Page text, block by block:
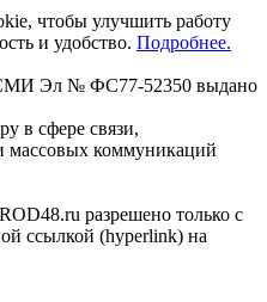
чтобы улучшить работу
и удобство. Подробнее.
СМИ Эл № ФС77-52350 выдано
в сфере связи,
массовых коммуникаций
разрешено только с
ссылкой (hyperlink) на